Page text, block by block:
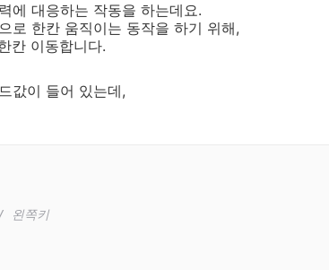
에 대응하는 작동을 하는데요.
로 한칸 움직이는 동작을 하기 위해,
칸 이동합니다.
값이 들어 있는데,
왼쪽키